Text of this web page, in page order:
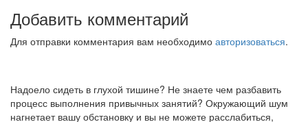
Добавить комментарий
Для отправки комментария вам необходимо авторизоваться.
Надоело сидеть в глухой тишине? Не знаете чем разбавить
процесс выполнения привычных занятий? Окружающий шум
нагнетает вашу обстановку и вы не можете расслабиться,